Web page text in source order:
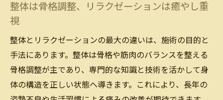
整体は骨格調整、リラクゼーションは癒やし重
視
整体とリラクゼーションの最大の違いは、施術の目的と
手法にあります。整体は骨格や筋肉のバランスを整える
骨格調整が主であり、専門的な知識と技術を活かして身
体の構造を正しい状態へ導きます。これにより、長年の